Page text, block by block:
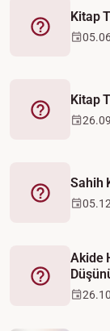
Fetva
Kitap
Fetva
Kitap
Fetva
Sahih
Fetva
Akide